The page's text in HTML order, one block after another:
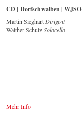
vor bestehende Lebendigkeit,
Dieser Live-Mitschnitt entstand
Musikvereins und bildet einen
dass das Wiener Johann
CD | Dorfschwalben |
Martin Sieghart Dirigent
Walther SchulzSolocello
Mehr Info